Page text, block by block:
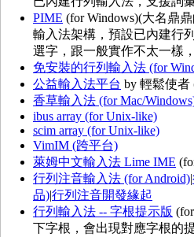
PIME (for Windows)(大名鼎
輸入法架構，預設已內建行
選字，跟一般實作不太一樣
免安裝的行列輸入法 (for
公益輸入法平台 by 輕鬆使者
香草輸入法 (for Mac/
ibus array (for Unix-like)
scim array (for Unix-like)
VimIM (跨平台)
萊姆中文輸入法 Lime IME
行列注音輸入法 (for Android)|
品)|行列注音開發緣起
行列輸入法 -- 字根提示版
下字根，會出現對應字根的